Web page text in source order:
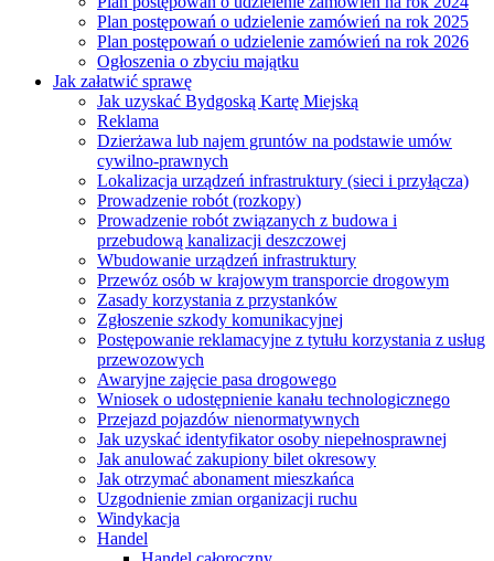
Plan postępowań o udzielenie zamówień na rok 2025
Plan postępowań o udzielenie zamówień na rok 2026
Ogłoszenia o zbyciu majątku
Jak załatwić sprawę
Jak uzyskać Bydgoską Kartę Miejską
Reklama
Dzierżawa lub najem gruntów na podstawie umów
cywilno-prawnych
Lokalizacja urządzeń infrastruktury (sieci i przyłącza)
Prowadzenie robót (rozkopy)
Prowadzenie robót związanych z budowa i
przebudową kanalizacji deszczowej
Wbudowanie urządzeń infrastruktury
Przewóz osób w krajowym transporcie drogowym
Zasady korzystania z przystanków
Zgłoszenie szkody komunikacyjnej
Postępowanie reklamacyjne z tytułu korzystania z usług
przewozowych
Awaryjne zajęcie pasa drogowego
Wniosek o udostępnienie kanału technologicznego
Przejazd pojazdów nienormatywnych
Jak uzyskać identyfikator osoby niepełnosprawnej
Jak anulować zakupiony bilet okresowy
Jak otrzymać abonament mieszkańca
Uzgodnienie zmian organizacji ruchu
Windykacja
Handel